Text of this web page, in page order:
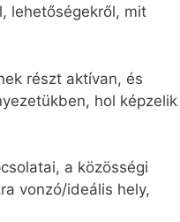
lehetőségekről, mit
részt aktívan, és
hol képzelik
a közösségi
vonzó/ideális hely,